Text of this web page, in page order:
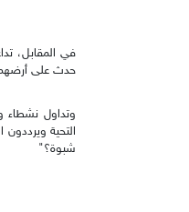
في المقابل،
حدث على أرضهم
وتداول نشطاء
التحية
شبوة؟"